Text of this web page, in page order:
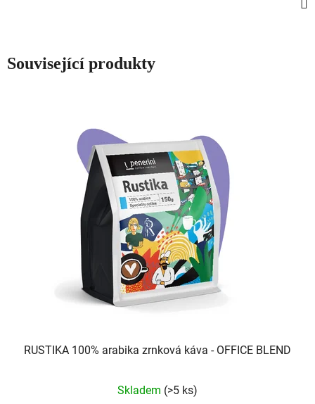
Související produkty
RUSTIKA 100% arabika zrnková káva - OFFICE BLEND
hodnocení
Skladem (>5 ks)